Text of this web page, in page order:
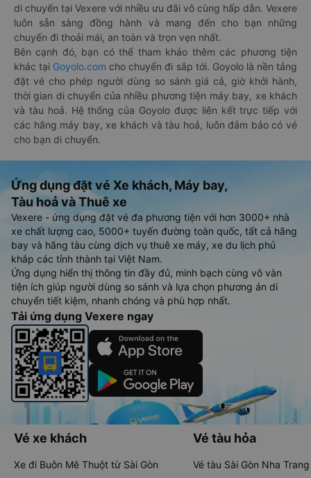
di chuyển tại Vexere với nhiều ưu đãi vô cùng hấp dẫn. Vexere
luôn sẵn sàng đồng hành và mang đến cho bạn những
chuyến đi thoải mái, an toàn và trọn vẹn nhất.
Bên cạnh đó, bạn có thể tham khảo thêm các phương tiện
khác tại Goyolo.com cho chuyến đi sắp tới. Goyolo là nền tảng
đặt vé cho phép người dùng so sánh giá cả, giờ khởi hành,
thời gian di chuyển của nhiều phương tiện máy bay, xe khách
và tàu hoả. Hệ thống của Goyolo được liên kết trực tiếp với
các hãng máy bay, xe khách và tàu hoả, luôn đảm bảo có vé
cho bạn di chuyển.
Ứng dụng đặt vé Xe khách, Máy bay,
Tàu hoả và Thuê xe
Vexere - ứng dụng đặt vé đa phương tiện với hơn 3000+ nhà
xe chất lượng cao, 5000+ tuyến đường toàn quốc, tất cả hãng
bay và hãng tàu cùng dịch vụ thuê xe máy, xe du lịch phủ
khắp các tỉnh thành tại Việt Nam.
Ứng dụng hiển thị thông tin đầy đủ, minh bạch cùng vô vàn
tiện ích giúp người dùng so sánh và lựa chọn phương án di
chuyển tiết kiệm, nhanh chóng và phù hợp nhất.
Tải ứng dụng Vexere ngay
Vé xe khách
Xe đi Buôn Mê Thuột từ Sài Gòn
Vé tàu hỏa
Vé tàu Sài Gòn Nha Trang